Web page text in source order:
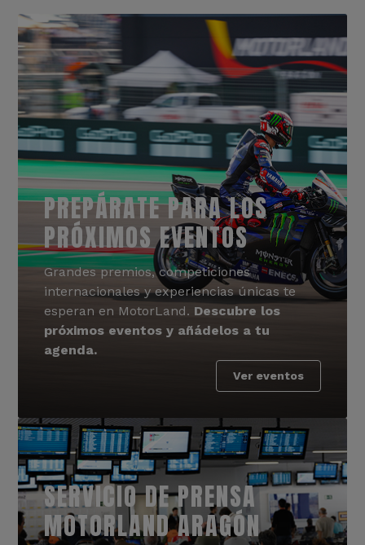
PREPÁRATE PARA LOS
PRÓXIMOS EVENTOS
Grandes premios, competiciones
internacionales y experiencias únicas te
esperan en MotorLand. Descubre los
próximos eventos y añádelos a tu
agenda.
Ver eventos
SERVICIO DE PRENSA
MOTORLAND ARAGÓN